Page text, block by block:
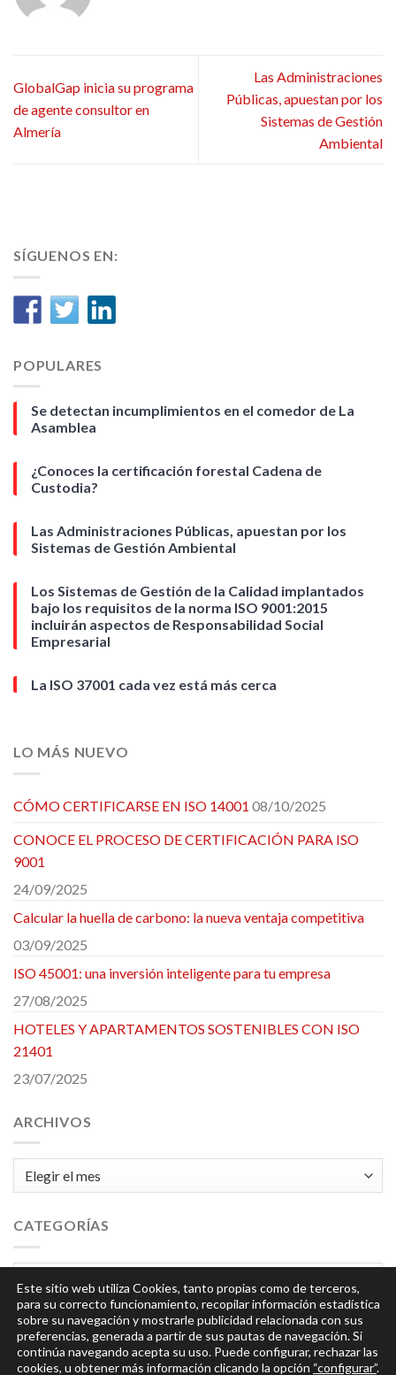
GlobalGap inicia su programa
de agente consultor en
Almería
Las Administraciones
Públicas, apuestan por los
Sistemas de Gestión
Ambiental
SÍGUENOS EN:
POPULARES
Se detectan incumplimientos en el comedor de La
Asamblea
¿Conoces la certificación forestal Cadena de
Custodia?
Las Administraciones Públicas, apuestan por los
Sistemas de Gestión Ambiental
Los Sistemas de Gestión de la Calidad implantados
bajo los requisitos de la norma ISO 9001:2015
incluirán aspectos de Responsabilidad Social
Empresarial
La ISO 37001 cada vez está más cerca
LO MÁS NUEVO
CÓMO CERTIFICARSE EN ISO 14001 08/10/2025
CONOCE EL PROCESO DE CERTIFICACIÓN PARA ISO
9001
24/09/2025
Calcular la huella de carbono: la nueva ventaja competitiva
03/09/2025
ISO 45001: una inversión inteligente para tu empresa
27/08/2025
HOTELES Y APARTAMENTOS SOSTENIBLES CON ISO
21401
23/07/2025
ARCHIVOS
CATEGORÍAS
Categorías
Este sitio web utiliza Cookies, tanto propias como de terceros,
para su correcto funcionamiento, recopilar información estadística
sobre su navegación y mostrarle publicidad relacionada con sus
preferencias, generada a partir de sus pautas de navegación. Si
continúa navegando acepta su uso. Puede configurar, rechazar las
cookies, u obtener más información clicando la opción “configurar”.